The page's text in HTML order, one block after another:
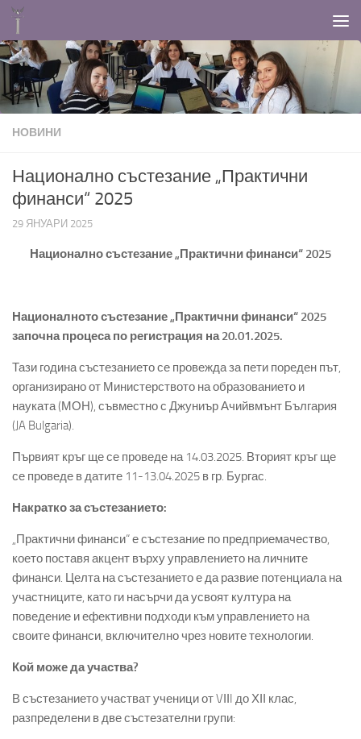
НОВИНИ
Национално състезание „Практични
финанси“ 2025
29 ЯНУАРИ 2025
Национално състезание „Практични финанси“ 2025
Националното състезание „Практични финанси“ 2025
започна процеса по регистрация на 20.01.2025.
Тази година състезанието се провежда за пети пореден път,
организирано от Министерството на образованието и
науката (МОН), съвместно с Джуниър Ачийвмънт България
(JA Bulgaria).
Първият кръг ще се проведе на 14.03.2025. Вторият кръг ще
се проведе в датите 11-13.04.2025 в гр. Бургас.
Накратко за състезанието:
„Практични финанси“ е състезание по предприемачество,
което поставя акцент върху управлението на личните
финанси. Целта на състезанието е да развие потенциала на
участниците, като ги насърчи да усвоят култура на
поведение и ефективни подходи към управлението на
своите финанси, включително чрез новите технологии.
Кой може да участва?
В състезанието участват ученици от VІІI до ХІІ клас,
разпределени в две състезателни групи: